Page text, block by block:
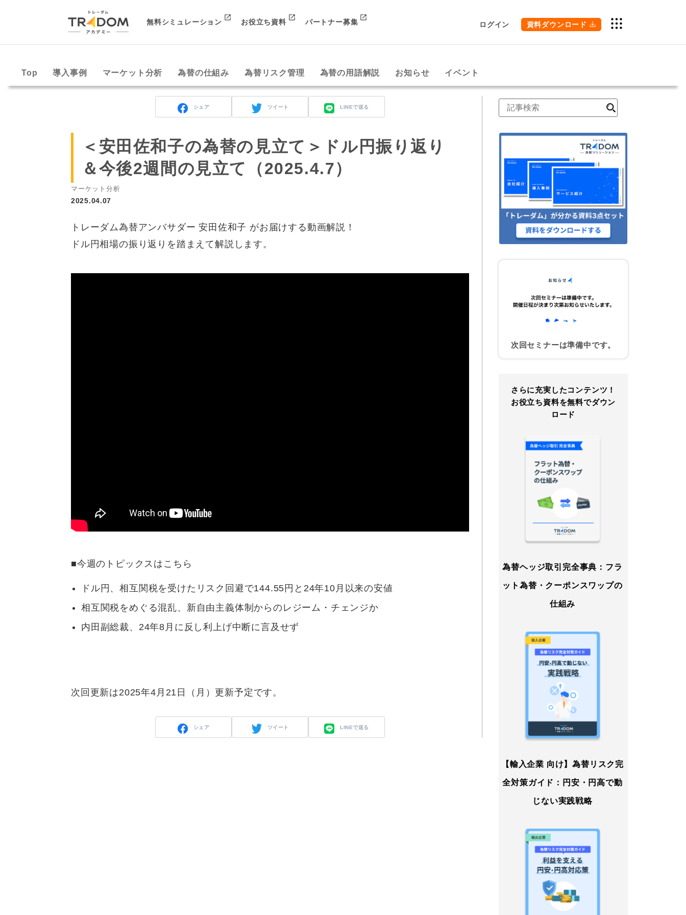
無料シミュレーション お役立ち資料 パートナー募集 ログイン 資料ダウンロード
Top 導入事例 マーケット分析 為替の仕組み 為替リスク管理 為替の用語解説 お知らせ イベント
シェア ツイート LINEで送る
＜安田佐和子の為替の見立て＞ドル円振り返り
＆今後2週間の見立て（2025.4.7）
マーケット分析
2025.04.07
トレーダム為替アンバサダー 安田佐和子 がお届けする動画解説！
ドル円相場の振り返りを踏まえて解説します。
■今週のトピックスはこちら
ドル円、相互関税を受けたリスク回避で144.55円と24年10月以来の安値
相互関税をめぐる混乱、新自由主義体制からのレジーム・チェンジか
内田副総裁、24年8月に反し利上げ中断に言及せず
次回更新は2025年4月21日（月）更新予定です。
シェア ツイート LINEで送る
索
次回セミナーは準備中です。
さらに充実したコンテンツ！
お役立ち資料を無料でダウン
ロード
為替ヘッジ取引完全事典：フラ
ット為替・クーポンスワップの
仕組み
【輸入企業 向け】為替リスク完
全対策ガイド：円安・円高で動
じない実践戦略